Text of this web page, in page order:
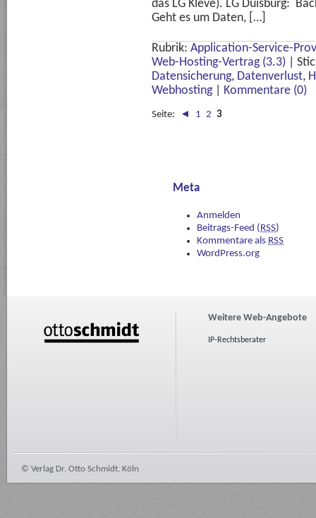
das LG Kleve). LG Duisburg:
Geht es um Daten, […]
Rubrik: Application-Service-
Web-Hosting-Vertrag (3.3)
Datensicherung, Datenverlust,
Webhosting
Kommentare (0)
Seite: ◄ 1 2 3
Meta
Anmelden
Beitrags-Feed (RSS)
Kommentare als RSS
WordPress.org
Weitere Web-Angebote
IP-Rechtsberater
© Verlag Dr. Otto Schmidt, Köln